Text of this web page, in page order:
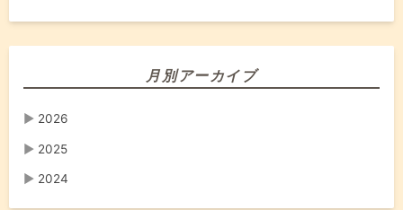
月別アーカイブ
▶ 2026
▶ 2025
▶ 2024